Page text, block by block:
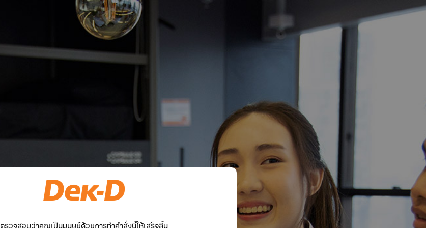
ตรวจสอบว่าคุณเป็นมนุษย์ด้วยการทำคำสั่งนี้ให้เสร็จสิ้น